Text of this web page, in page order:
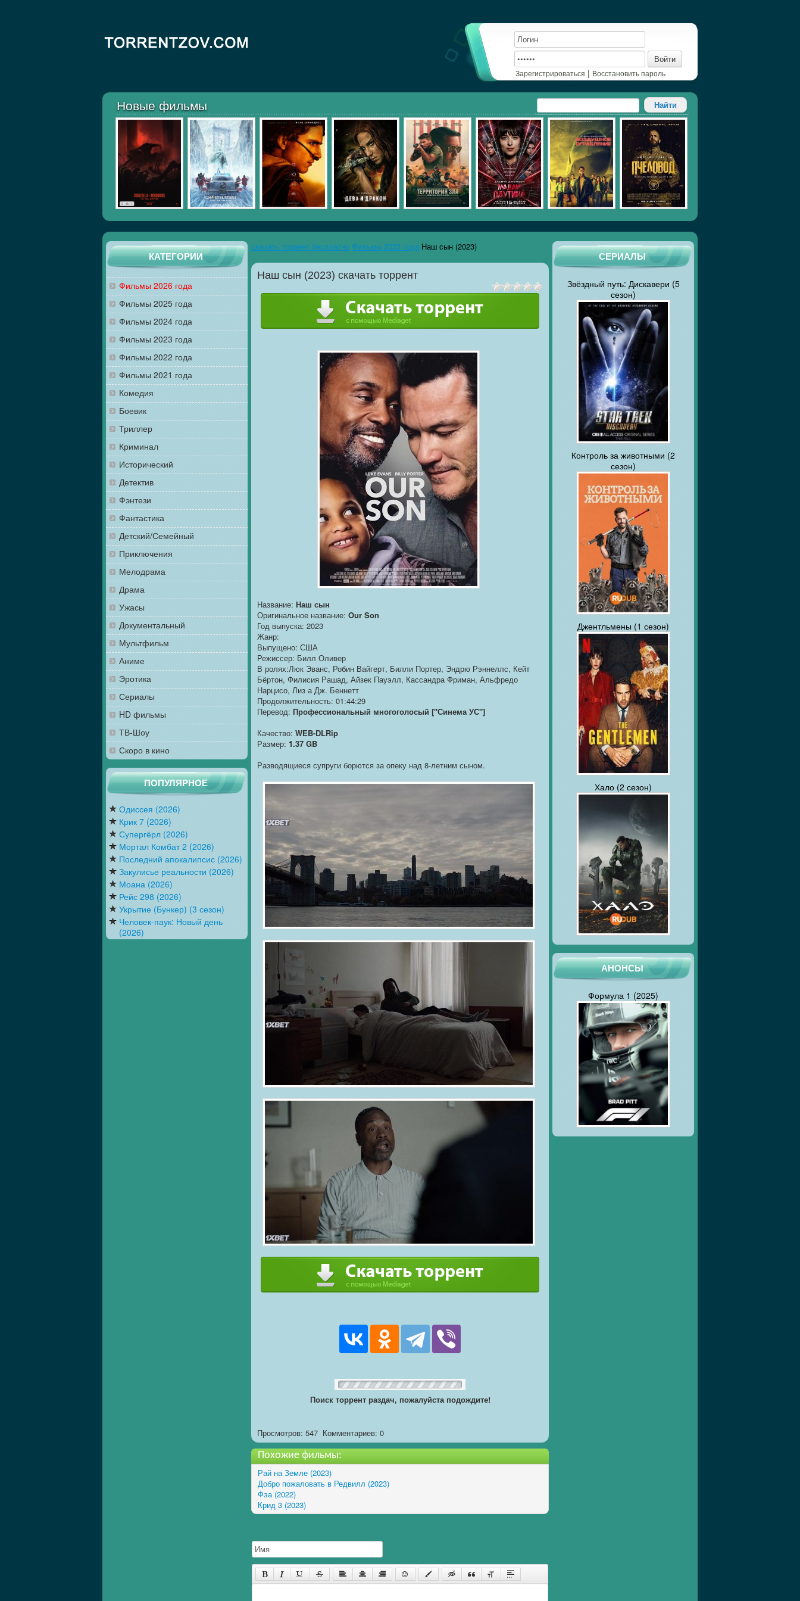
Войти
Зарегистрироваться | Восстановить пароль
Новые фильмы
СЕРИАЛЫ
Звёздный путь: Дискавери (5
сезон)
Контроль за животными (2
сезон)
Джентльмены (1 сезон)
Хало (2 сезон)
АНОНСЫ
Формула 1 (2025)
КАТЕГОРИИ
Фильмы 2026 года
Фильмы 2025 года
Фильмы 2024 года
Фильмы 2023 года
Фильмы 2022 года
Фильмы 2021 года
Комедия
Боевик
Триллер
Криминал
Исторический
Детектив
Фэнтези
Фантастика
Детский/Семейный
Приключения
Мелодрама
Драма
Ужасы
Документальный
Мультфильм
Аниме
Эротика
Сериалы
HD фильмы
ТВ-Шоу
Скоро в кино
ПОПУЛЯРНОЕ
Одиссея (2026)
Крик 7 (2026)
Супергёрл (2026)
Мортал Комбат 2 (2026)
Последний апокалипсис (2026)
Закулисье реальности (2026)
Моана (2026)
Рейс 298 (2026)
Укрытие (Бункер) (3 сезон)
Человек-паук: Новый день
(2026)
скачать торрент бесплатно Фильмы 2023 года Наш сын (2023)
Наш сын (2023) скачать торрент
Название: Наш сын
Оригинальное название: Our Son
Год выпуска: 2023
Жанр:
Выпущено: США
Режиссер: Билл Оливер
В ролях:Люк Эванс, Робин Вайгерт, Билли Портер, Эндрю Рэннеллс, Кейт
Бёртон, Филисия Рашад, Айзек Пауэлл, Кассандра Фриман, Альфредо
Нарцисо, Лиз а Дж. Беннетт
Продолжительность: 01:44:29
Перевод: Профессиональный многоголосый ["Синема УС"]
Качество: WEB-DLRip
Размер: 1.37 GB
Разводящиеся супруги борются за опеку над 8-летним сыном.
Поиск торрент раздач, пожалуйста подождите!
Просмотров: 547 Комментариев: 0
Похожие фильмы:
Рай на Земле (2023)
Добро пожаловать в Редвилл (2023)
Фэа (2022)
Крид 3 (2023)